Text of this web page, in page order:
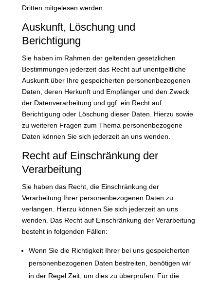
Dritten mitgelesen werden.
Auskunft, Löschung und
Berichtigung
Sie haben im Rahmen der geltenden gesetzlichen
Bestimmungen jederzeit das Recht auf unentgeltliche
Auskunft über Ihre gespeicherten personenbezogenen
Daten, deren Herkunft und Empfänger und den Zweck
der Datenverarbeitung und ggf. ein Recht auf
Berichtigung oder Löschung dieser Daten. Hierzu sowie
zu weiteren Fragen zum Thema personenbezogene
Daten können Sie sich jederzeit an uns wenden.
Recht auf Einschränkung der
Verarbeitung
Sie haben das Recht, die Einschränkung der
Verarbeitung Ihrer personenbezogenen Daten zu
verlangen. Hierzu können Sie sich jederzeit an uns
wenden. Das Recht auf Einschränkung der Verarbeitung
besteht in folgenden Fällen:
Wenn Sie die Richtigkeit Ihrer bei uns gespeicherten
personenbezogenen Daten bestreiten, benötigen wir
in der Regel Zeit, um dies zu überprüfen. Für die